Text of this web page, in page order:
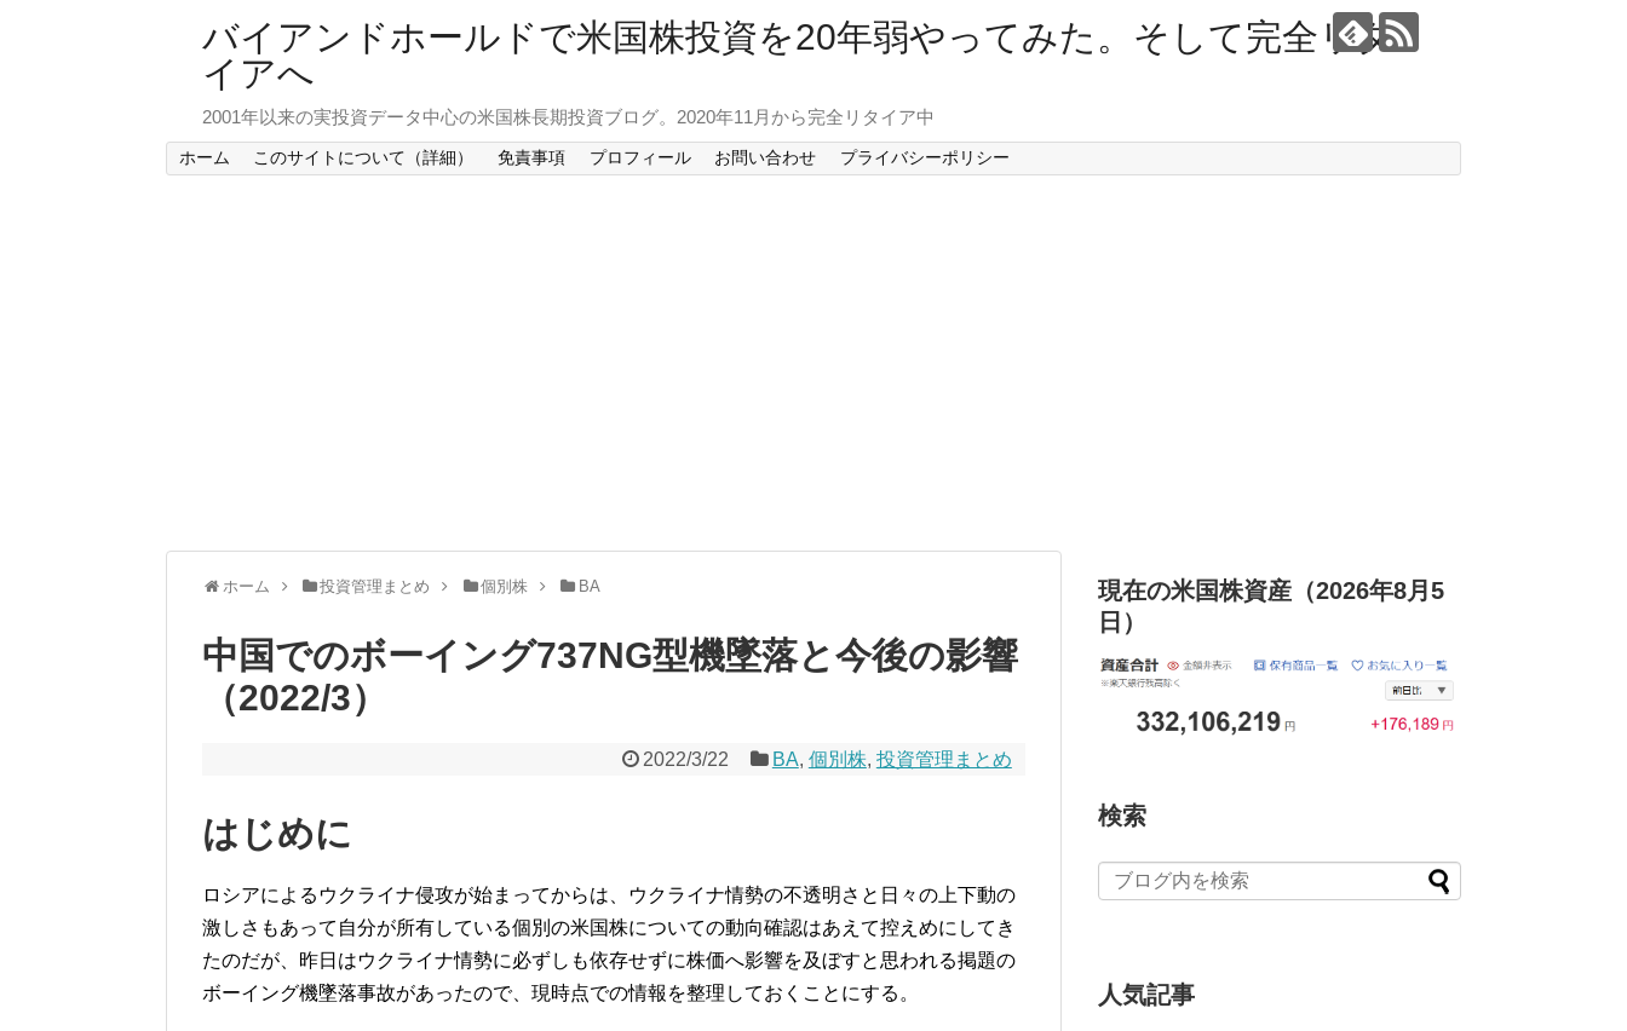
バイアンドホールドで米国株投資を20年弱やってみた。そして完全リタ
イアへ
2001年以来の実投資データ中心の米国株長期投資ブログ。2020年11月から完全リタイア中
ホーム このサイトについて（詳細） 免責事項 プロフィール お問い合わせ プライバシーポリシー
ホーム 投資管理まとめ 個別株 BA
中国でのボーイング737NG型機墜落と今後の影響
（2022/3）
2022/3/22 BA, 個別株, 投資管理まとめ
はじめに
ロシアによるウクライナ侵攻が始まってからは、ウクライナ情勢の不透明さと日々の上下動の
激しさもあって自分が所有している個別の米国株についての動向確認はあえて控えめにしてき
たのだが、昨日はウクライナ情勢に必ずしも依存せずに株価へ影響を及ぼすと思われる掲題の
ボーイング機墜落事故があったので、現時点での情報を整理しておくことにする。
現在の米国株資産（2026年8月5
日）
検索
人気記事